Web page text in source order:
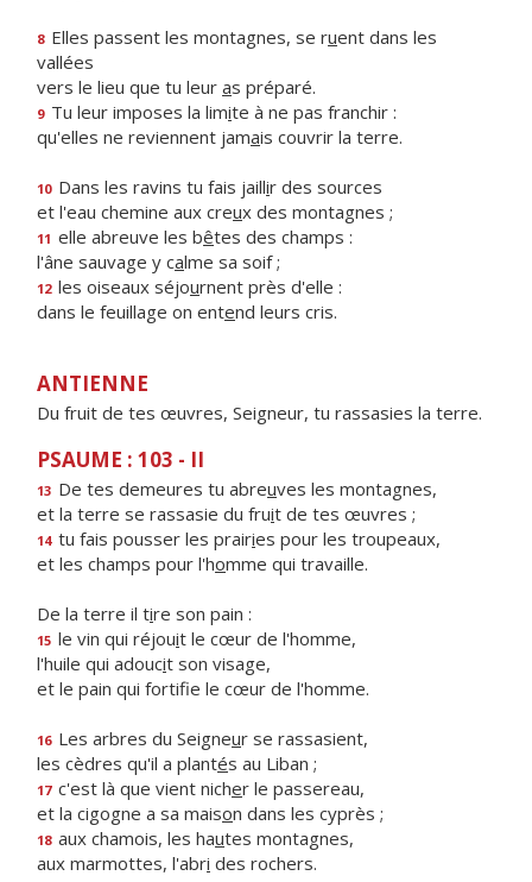
8 Elles passent les montagnes, se ruent dans les
vallées
vers le lieu que tu leur as préparé.
9 Tu leur imposes la limite à ne pas franchir :
qu'elles ne reviennent jamais couvrir la terre.
10 Dans les ravins tu fais jaillir des sources
et l'eau chemine aux creux des montagnes ;
11 elle abreuve les bêtes des champs :
l'âne sauvage y calme sa soif ;
12 les oiseaux séjournent près d'elle :
dans le feuillage on entend leurs cris.
ANTIENNE
Du fruit de tes œuvres, Seigneur, tu rassasies la terre.
PSAUME : 103 - II
13 De tes demeures tu abreuves les montagnes,
et la terre se rassasie du fruit de tes œuvres ;
14 tu fais pousser les prairies pour les troupeaux,
et les champs pour l'homme qui travaille.
De la terre il tire son pain :
15 le vin qui réjouit le cœur de l'homme,
l'huile qui adoucit son visage,
et le pain qui fortife le cœur de l'homme.
16 Les arbres du Seigneur se rassasient,
les cèdres qu'il a plantés au Liban ;
17 c'est là que vient nicher le passereau,
et la cigogne a sa maison dans les cyprès ;
18 aux chamois, les hautes montagnes,
aux marmottes, l'abri des rochers.